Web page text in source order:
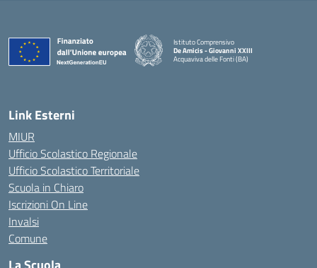
Istituto Comprensivo
De Amicis - Giovanni XXIII
Acquaviva delle Fonti (BA)
— Visita la pagina iniziale della scuola
Link Esterni
MIUR
Ufficio Scolastico Regionale
Ufficio Scolastico Territoriale
Scuola in Chiaro
Iscrizioni On Line
Invalsi
Comune